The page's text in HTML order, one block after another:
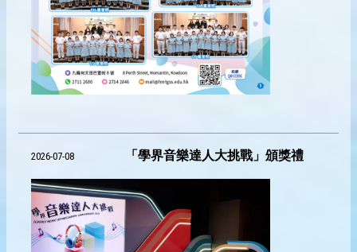
2026-07-08 「學界音樂達人大挑戰」頒獎禮